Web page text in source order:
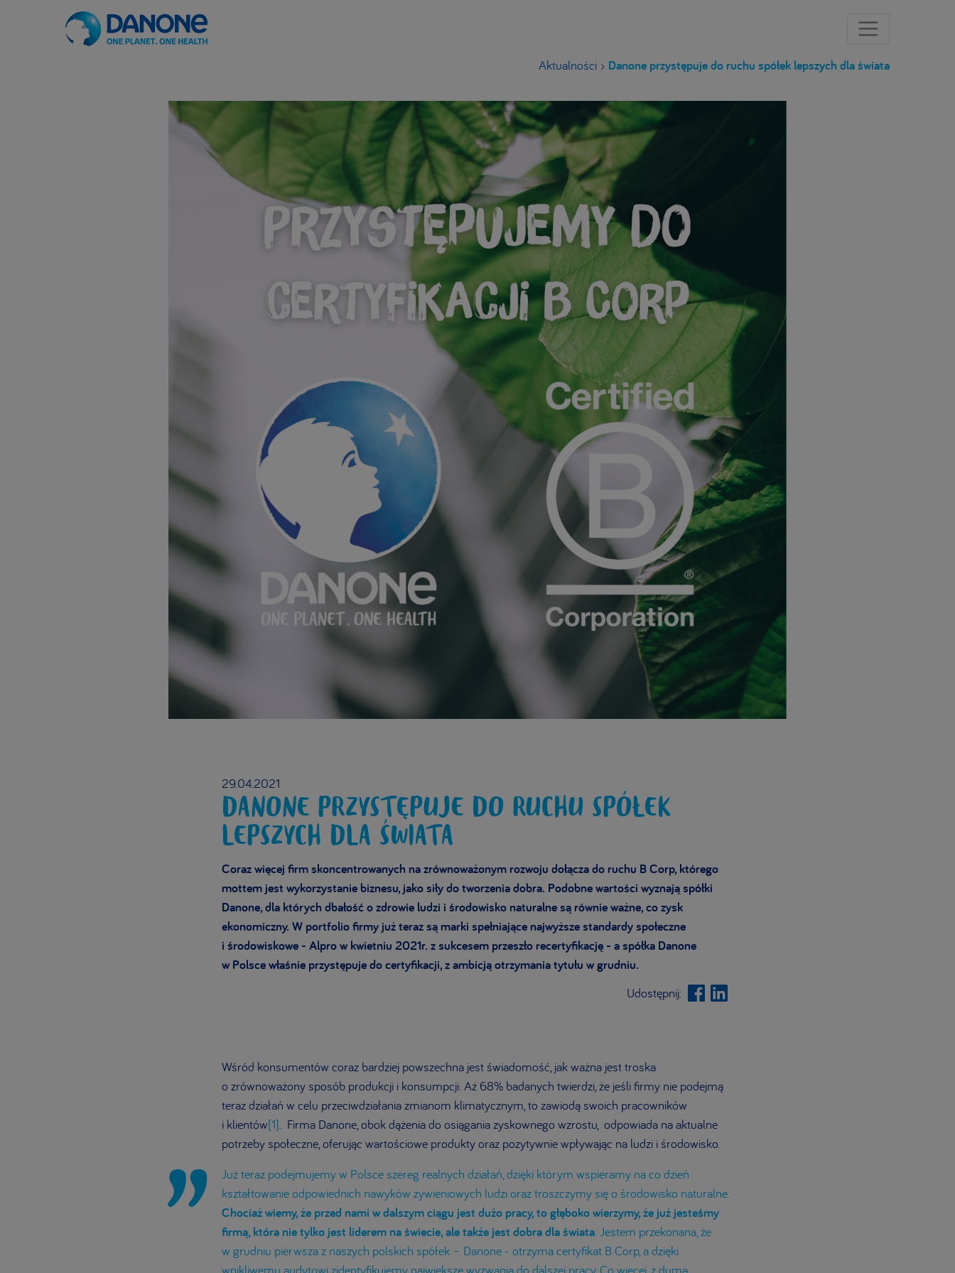
Aktualności › Danone przystępuje do ruchu spółek lepszych dla świata
29.04.2021
DANONE PRZYSTĘPUJE DO RUCHU SPÓŁEK
LEPSZYCH DLA ŚWIATA
Coraz więcej firm skoncentrowanych na zrównoważonym rozwoju dołącza do ruchu B Corp, którego
mottem jest wykorzystanie biznesu, jako siły do tworzenia dobra. Podobne wartości wyznają spółki
Danone, dla których dbałość o zdrowie ludzi i środowisko naturalne są równie ważne, co zysk
ekonomiczny. W portfolio firmy już teraz są marki spełniające najwyższe standardy społeczne
i środowiskowe - Alpro w kwietniu 2021r. z sukcesem przeszło recertyfikację - a spółka Danone
w Polsce właśnie przystępuje do certyfikacji, z ambicją otrzymania tytułu w grudniu.
Udostępnij:
Wśród konsumentów coraz bardziej powszechna jest świadomość, jak ważna jest troska
o zrównoważony sposób produkcji i konsumpcji. Aż 68% badanych twierdzi, że jeśli firmy nie podejmą
teraz działań w celu przeciwdziałania zmianom klimatycznym, to zawiodą swoich pracowników
i klientów[1]. Firma Danone, obok dążenia do osiągania zyskownego wzrostu, odpowiada na aktualne
potrzeby społeczne, oferując wartościowe produkty oraz pozytywnie wpływając na ludzi i środowisko.
Już teraz podejmujemy w Polsce szereg realnych działań, dzięki którym wspieramy na co dzień
kształtowanie odpowiednich nawyków żywieniowych ludzi oraz troszczymy się o środowisko naturalne.
Chociaż wiemy, że przed nami w dalszym ciągu jest dużo pracy, to głęboko wierzymy, że już jesteśmy
firmą, która nie tylko jest liderem na świecie, ale także jest dobra dla świata. Jestem przekonana, że
w grudniu pierwsza z naszych polskich spółek – Danone - otrzyma certyfikat B Corp, a dzięki